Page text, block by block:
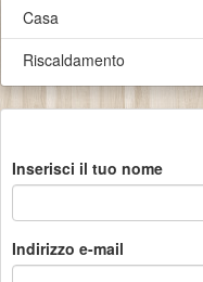
Casa
Riscaldamento
Inserisci il tuo nome
Indirizzo e-mail